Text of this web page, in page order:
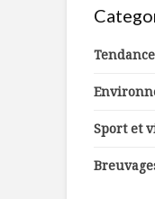
Sport et